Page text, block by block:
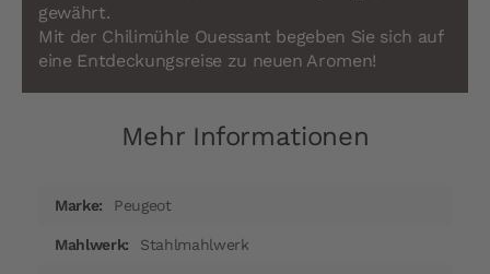
gewährt.
Mit der Chilimühle Ouessant begeben Sie sich auf
eine Entdeckungsreise zu neuen Aromen!
Mehr Informationen
InformationenPeugeot
Stahlmahlwerk